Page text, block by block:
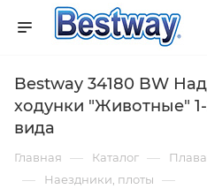
Bestway 34180 BW
ходунки "Животные" 1-
вида
Главная — Каталог —
— Наездники, плоты —